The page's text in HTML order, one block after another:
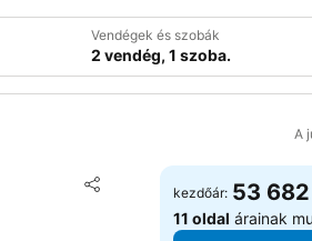
Vendégek és szobák
2 vendég, 1 szoba.
A
Megosztás
Hozzáadás a
kezdőár: 53
11 oldal árainak